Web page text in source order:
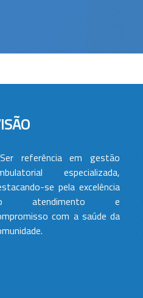
Ser referência em gestão
especializada,
se pela excelência
atendimento e
com a saúde da